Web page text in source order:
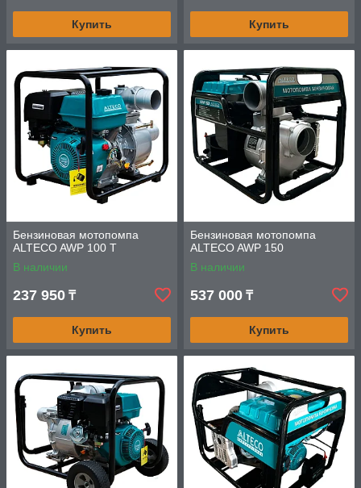
Купить Купить
Бензиновая мотопомпа
ALTECO AWP 100 T
В наличии
237 950 ₸
Купить
Бензиновая мотопомпа
ALTECO AWP 150
В наличии
537 000 ₸
Купить